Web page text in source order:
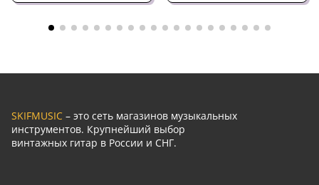
SKIFMUSIC – это сеть магазинов музыкальных
инструментов. Крупнейший выбор
винтажных гитар в России и СНГ.